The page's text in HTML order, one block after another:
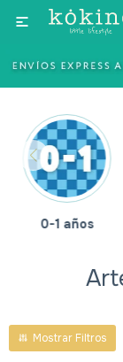

1-2 años